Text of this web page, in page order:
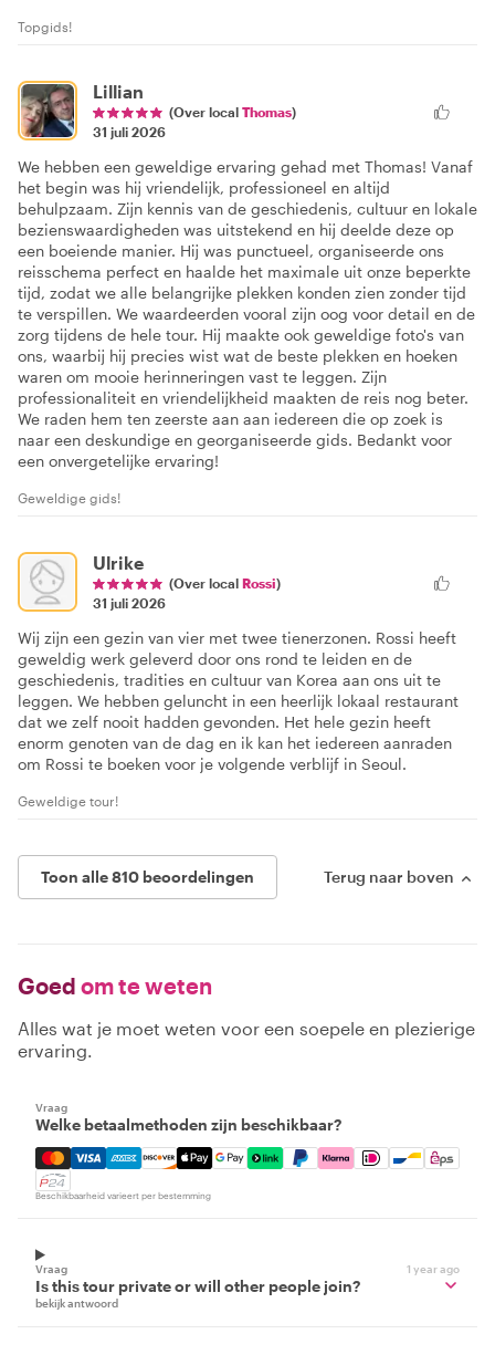
Topgids!
Lillian
(Over local Thomas)
31 juli 2026
We hebben een geweldige ervaring gehad met Thomas! Vanaf
het begin was hij vriendelijk, professioneel en altijd
behulpzaam. Zijn kennis van de geschiedenis, cultuur en lokale
bezienswaardigheden was uitstekend en hij deelde deze op
een boeiende manier. Hij was punctueel, organiseerde ons
reisschema perfect en haalde het maximale uit onze beperkte
tijd, zodat we alle belangrijke plekken konden zien zonder tijd
te verspillen. We waardeerden vooral zijn oog voor detail en de
zorg tijdens de hele tour. Hij maakte ook geweldige foto's van
ons, waarbij hij precies wist wat de beste plekken en hoeken
waren om mooie herinneringen vast te leggen. Zijn
professionaliteit en vriendelijkheid maakten de reis nog beter.
We raden hem ten zeerste aan aan iedereen die op zoek is
naar een deskundige en georganiseerde gids. Bedankt voor
een onvergetelijke ervaring!
Geweldige gids!
Ulrike
(Over local Rossi)
31 juli 2026
Wij zijn een gezin van vier met twee tienerzonen. Rossi heeft
geweldig werk geleverd door ons rond te leiden en de
geschiedenis, tradities en cultuur van Korea aan ons uit te
leggen. We hebben geluncht in een heerlijk lokaal restaurant
dat we zelf nooit hadden gevonden. Het hele gezin heeft
enorm genoten van de dag en ik kan het iedereen aanraden
om Rossi te boeken voor je volgende verblijf in Seoul.
Geweldige tour!
Toon alle 810 beoordelingen Terug naar boven
Goed om te weten
Alles wat je moet weten voor een soepele en plezierige
ervaring.
Vraag
Welke betaalmethoden zijn beschikbaar?
Mastercard, Visa, Amex, Discover, Apple Pay, Google
Beschikbaarheid varieert per bestemming
Vraag 1 year ago
Is this tour private or will other people join?
bekijk antwoord